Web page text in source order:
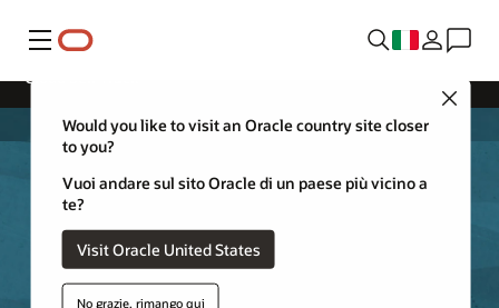
Menu
Would you like to visit an Oracle country site closer
to you?
Vuoi andare sul sito Oracle di un paese più vicino a
te?
Visit Oracle United States
No grazie, rimango qui
Cloud Sell Track